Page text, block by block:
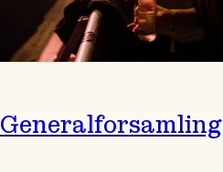
Generalforsamling